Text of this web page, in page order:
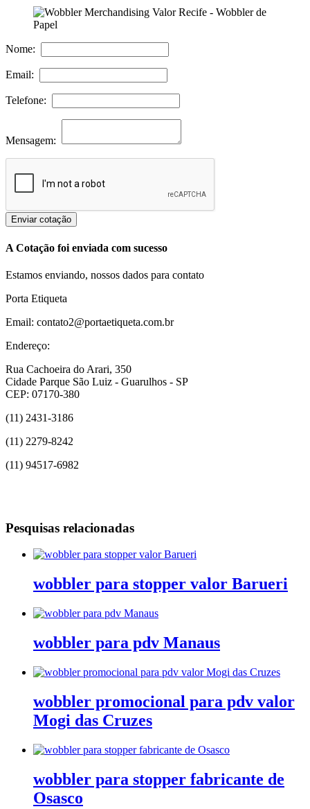
Nome:
Email:
Telefone:
Mensagem:
Enviar cotação
A Cotação foi enviada com sucesso
Estamos enviando, nossos dados para contato
Porta Etiqueta
Email: contato2@portaetiqueta.com.br
Endereço:
Rua Cachoeira do Arari, 350
Cidade Parque São Luiz - Guarulhos - SP
CEP: 07170-380
(11) 2431-3186
(11) 2279-8242
(11) 94517-6982
Pesquisas relacionadas
wobbler para stopper valor Barueri
wobbler para pdv Manaus
wobbler promocional para pdv valor
Mogi das Cruzes
wobbler para stopper fabricante de
Osasco